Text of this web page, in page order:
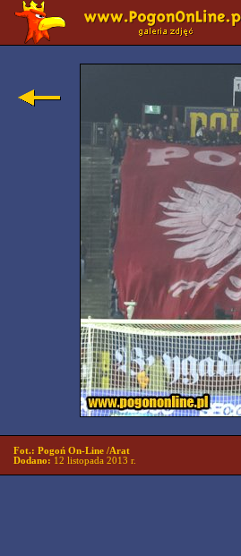
Fot.: Pogoń On-Line /Arat
Dodano: 12 listopada 2013 r.